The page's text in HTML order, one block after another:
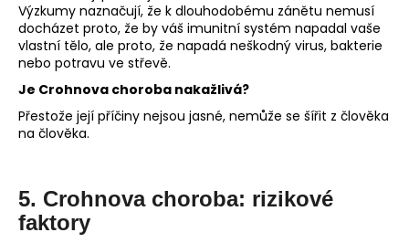
Výzkumy naznačují, že k dlouhodobému zánětu nemusí
docházet proto, že by váš imunitní systém napadal vaše
vlastní tělo, ale proto, že napadá neškodný virus, bakterie
nebo potravu ve střevě.
Je Crohnova choroba nakažlivá?
Přestože její příčiny nejsou jasné, nemůže se šířit z člověka
na člověka.
5. Crohnova choroba: rizikové
faktory